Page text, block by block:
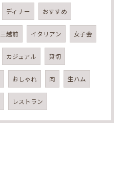
ディナー おすすめ
三越前 イタリアン 女子会
カジュアル 貸切
おしゃれ 肉 生ハム
レストラン